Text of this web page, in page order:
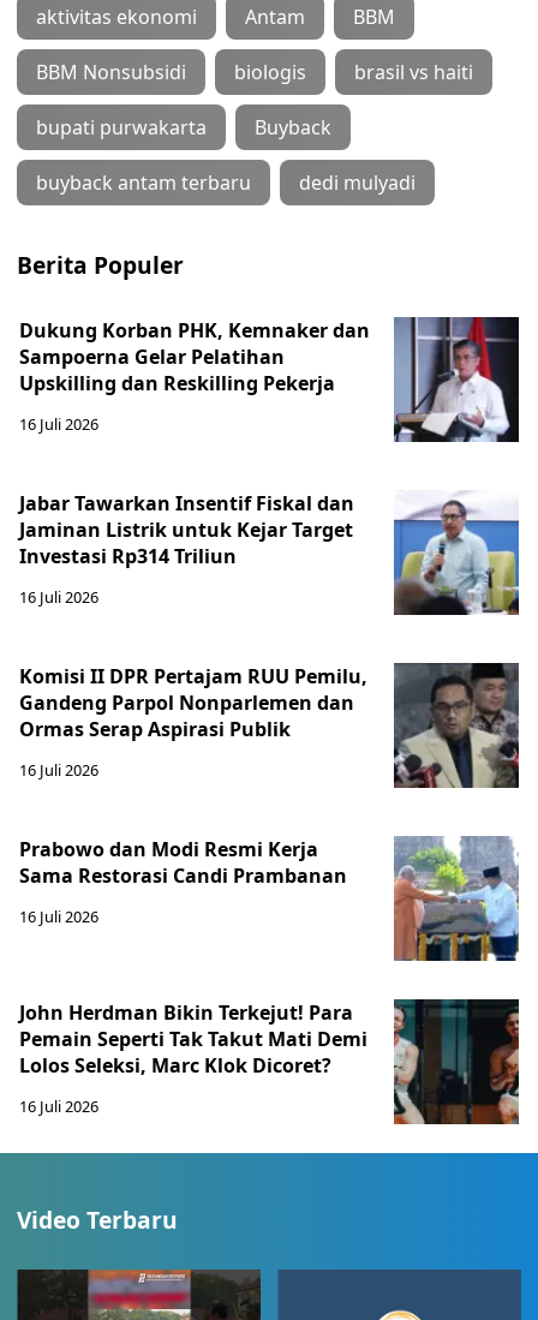
aktivitas ekonomi Antam BBM
BBM Nonsubsidi biologis brasil vs haiti
bupati purwakarta Buyback
buyback antam terbaru dedi mulyadi
Berita Populer
Dukung Korban PHK, Kemnaker dan
Sampoerna Gelar Pelatihan
Upskilling dan Reskilling Pekerja
16 Juli 2026
Jabar Tawarkan Insentif Fiskal dan
Jaminan Listrik untuk Kejar Target
Investasi Rp314 Triliun
16 Juli 2026
Komisi II DPR Pertajam RUU Pemilu,
Gandeng Parpol Nonparlemen dan
Ormas Serap Aspirasi Publik
16 Juli 2026
Prabowo dan Modi Resmi Kerja
Sama Restorasi Candi Prambanan
16 Juli 2026
John Herdman Bikin Terkejut! Para
Pemain Seperti Tak Takut Mati Demi
Lolos Seleksi, Marc Klok Dicoret?
16 Juli 2026
Video Terbaru